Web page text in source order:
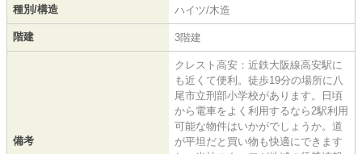
種別/構造 ハイツ/木造
階建 3階建
備考
クレスト高安：近鉄大阪線高安駅に
も近くて便利。徒歩19分の場所に八
尾市立刑部小学校があります。日頃
から電車をよく利用するなら2駅利用
可能な物件はいかがでしょうか。道
が平坦だと買い物も快適にできます